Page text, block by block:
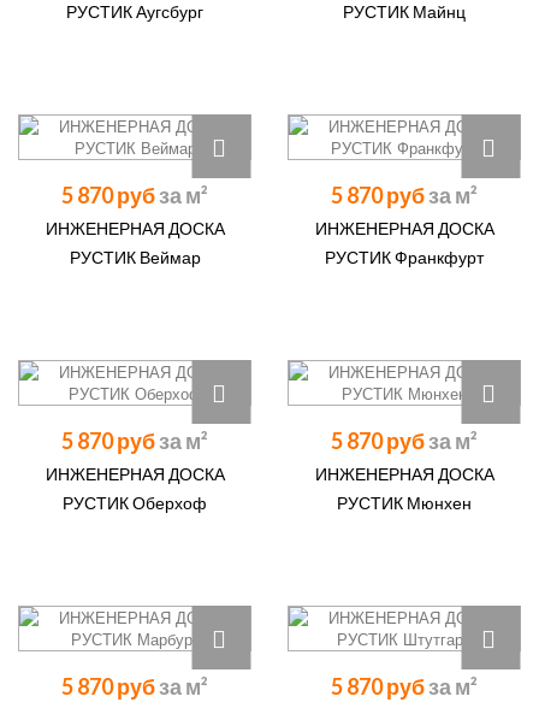
РУСТИК Аугсбург
РУСТИК Майнц
5 870 руб
ИНЖЕНЕРНАЯ ДОСКА
РУСТИК Веймар
5 870 руб
ИНЖЕНЕРНАЯ ДОСКА
РУСТИК Франкфурт
5 870 руб
ИНЖЕНЕРНАЯ ДОСКА
РУСТИК Оберхоф
5 870 руб
ИНЖЕНЕРНАЯ ДОСКА
РУСТИК Мюнхен
5 870 руб 5 870 руб